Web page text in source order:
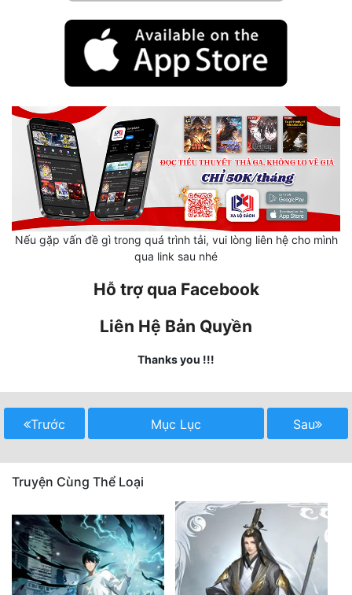
Khoa Huyễn Không Gian
Kỳ Huyễn
Kỳ Ảo
Linh Dị
Làm Giàu
Lịch Sử
Nữ Cường
Nữ Phụ
Phong Thủy - Tâm Linh
Phương Tây
Phản Phái
Quan Trường
Nếu gặp vấn đề gì trong quá trình tải, vui lòng liên hệ cho mình
qua link sau nhé
Hỗ trợ qua Facebook
Liên Hệ Bản Quyền
Thanks you !!!
Trước Mục Lục Sau
Truyện Cùng Thể Loại